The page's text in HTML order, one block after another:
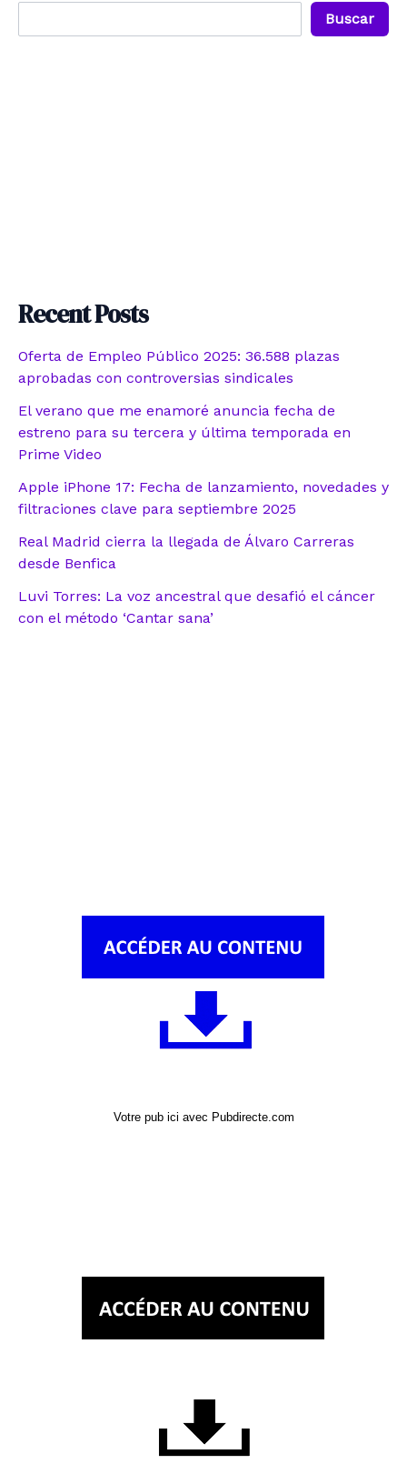
Buscar
Recent Posts
Oferta de Empleo Público 2025: 36.588 plazas
aprobadas con controversias sindicales
El verano que me enamoré anuncia fecha de
estreno para su tercera y última temporada en
Prime Video
Apple iPhone 17: Fecha de lanzamiento, novedades y
filtraciones clave para septiembre 2025
Real Madrid cierra la llegada de Álvaro Carreras
desde Benfica
Luvi Torres: La voz ancestral que desafió el cáncer
con el método ‘Cantar sana’
Votre pub ici avec Pubdirecte.com